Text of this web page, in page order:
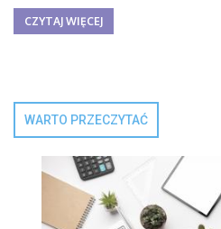
CZYTAJ WIĘCEJ
WARTO PRZECZYTAĆ